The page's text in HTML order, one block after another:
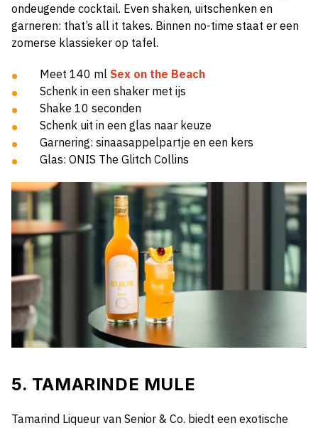
ondeugende cocktail. Even shaken, uitschenken en
garneren: that’s all it takes. Binnen no-time staat er een
zomerse klassieker op tafel.
Meet 140 ml Sex on the Beach
Schenk in een shaker met ijs
Shake 10 seconden
Schenk uit in een glas naar keuze
Garnering: sinaasappelpartje en een kers
Glas: ONIS The Glitch Collins
5. TAMARINDE MULE
Tamarind Liqueur van Senior & Co. biedt een exotische